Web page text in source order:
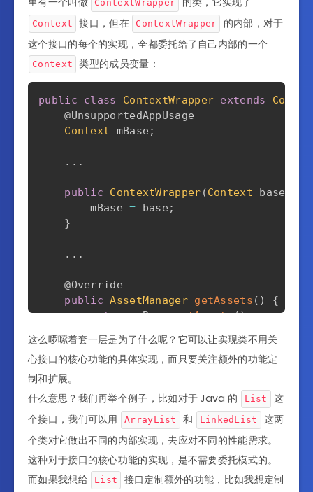
ContextWrapper
Context 接口，但在 ContextWrapper
的内部，对于
这个接口的每个的实现，全都委托给了自己内部的一个
Context 类型的成员变量：
public class ContextWrapper extends
@UnsupportedAppUsage
Context mBase ;
. . .
public ContextWrapper (Context base
        mBase
= base ;
}
. . .
@Override
public AssetManager getAssets ( )
{
return mBase.getAssets();
@Override
public
return mBase .getResources();
@Override
public PackageManager
return
getPackageManager
}
这么啰嗦着套一层是为了什么呢？它可以让实现类不用关
心接口的核心功能的具体实现，而只要关注额外的功能定
制和扩展。
什么意思？我们再举个例子，比如对于 Java 的
List
这
个接口，我们可以用
ArrayList 和 LinkedList
这两
个类对它做出不同的内部实现，去应对不同的性能需求。
这种对于接口的核心功能的实现，是不需要委托模式的。
而如果我想给
List
接口定制额外的功能，比如我想定制